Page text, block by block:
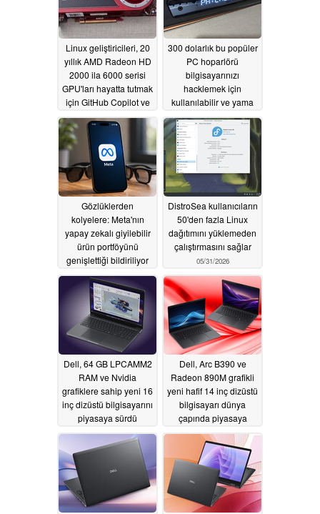
Linux geliştiricileri, 20
yıllık AMD Radeon HD
2000 ila 6000 serisi
GPU'ları hayatta tutmak
için GitHub Copilot ve
yapay zeka destekli
kodlama yöntemlerini
kullanıyor06/11/2026
300 dolarlık bu popüler
PC hoparlörü
bilgisayarınızı
hacklemek için
kullanılabilir ve yama
gelmiyor06/03/2026
Gözlüklerden
kolyelere: Meta'nın
yapay zekalı giyilebilir
ürün portföyünü
genişlettiği bildiriliyor
06/02/2026
DistroSea kullanıcıların
50'den fazla Linux
dağıtımını yüklemeden
çalıştırmasını sağlar
05/31/2026
Dell, 64 GB LPCAMM2
RAM ve Nvidia
grafiklere sahip yeni 16
inç dizüstü bilgisayarını
piyasaya sürdü
05/30/2026
Dell, Arc B390 ve
Radeon 890M grafikli
yeni hafif 14 inç dizüstü
bilgisayarı dünya
çapında piyasaya
sürdü05/30/2026